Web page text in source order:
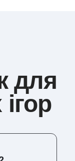
для